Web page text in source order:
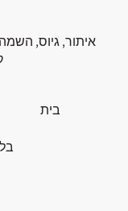
איתור, גיוס,
בית